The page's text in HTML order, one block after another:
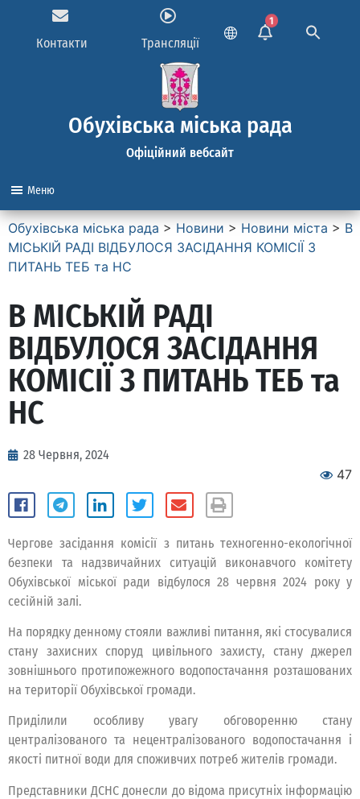
Контакти Трансляції
1
Обухівська міська рада
Офіційний вебсайт
Меню
Обухівська міська рада > Новини > Новини міста > В
МІСЬКІЙ РАДІ ВІДБУЛОСЯ ЗАСІДАННЯ КОМІСІЇ З
ПИТАНЬ ТЕБ та НС
В МІСЬКІЙ РАДІ
ВІДБУЛОСЯ ЗАСІДАННЯ
КОМІСІЇ З ПИТАНЬ ТЕБ та
НС
28 Червня, 2024
47
Чергове засідання комісії з питань техногенно-екологічної
безпеки та надзвичайних ситуацій виконавчого комітету
Обухівської міської ради відбулося 28 червня 2024 року у
сесійній залі.
На порядку денному стояли важливі питання, які стосувалися
стану захисних споруд цивільного захисту, стану джерел
зовнішнього протипожежного водопостачання розташованих
на території Обухівської громади.
Приділили особливу увагу обговоренню стану
централізованого та нецентралізованого водопостачання і
якості питної води для споживчих потреб жителів громади.
Представники ДСНС донесли до відома присутніх інформацію